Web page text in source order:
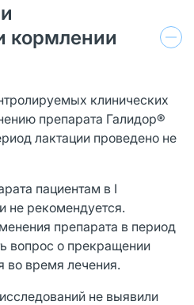
кормлении
клинических
препарата Галидор®
лактации проведено не
пациентам в I
не рекомендуется.
препарата в период
вопрос о прекращении
во время лечения.
не выявили